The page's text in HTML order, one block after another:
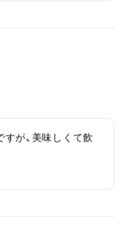
が、美味しくて飲